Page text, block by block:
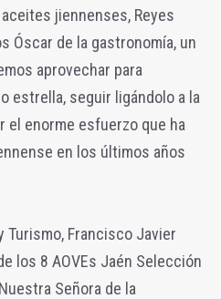
jiennenses, Reyes
Óscar de la gastronomía, un
aprovechar para
estrella, seguir ligándolo a la
el enorme esfuerzo que ha
en los últimos años
Turismo, Francisco Javier
los 8 AOVEs Jaén Selección
Señora de la